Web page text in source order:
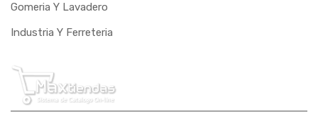
Gomeria Y Lavadero
Industria Y Ferreteria